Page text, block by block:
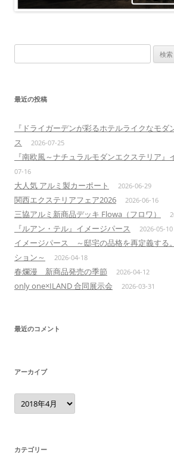
索:
最近の投稿
『ドライガーデンが彩るホテルライクなモダ
ス
2026-07-25
『南欧風～ナチュラルモダンエクステリア』
07-16
大人気 アルミ製カーポート 2026-06-29
関西エクステリアフェア2026 2026-06-16
三協アルミ新商品デッキ Flowa（フロワ）
『ルアン・テル』イメージパース 2026-05-10
イメージパース ～邸宅の品格を再定義する
ション～
2026-04-18
春爛漫 新商品発売の季節 2026-04-12
only one×ILAND 合同展示会 2026-03-31
最近のコメント
アーカイブ
ア
ー
カ
カテゴリー